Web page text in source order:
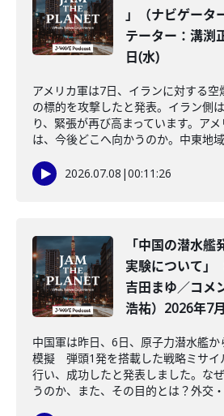
」（ナビゲータ
テーター：溝渕
日(水)
アメリカ軍は7日、イランに対する
の標的を攻撃したと発表。イラン側
り、緊張が再び高まっています。ア
は、今後どこへ向かうのか。中東地
2026.07.08 |00:11:26
「中国の潜水
実験について」
吉田まゆ／コメ
浩祐）2026年7
中国軍は昨日、6日、原子力潜水艦か
模擬 弾頭1発を搭載した戦略ミサイ
行い、成功したと発表しました。な
うのか、また、その目的とは？外交